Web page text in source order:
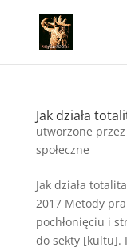
Jak działa
utworzone przez
społeczne
Jak działa
2017 Metody
pochłonięciu i
do sekty [kultu].